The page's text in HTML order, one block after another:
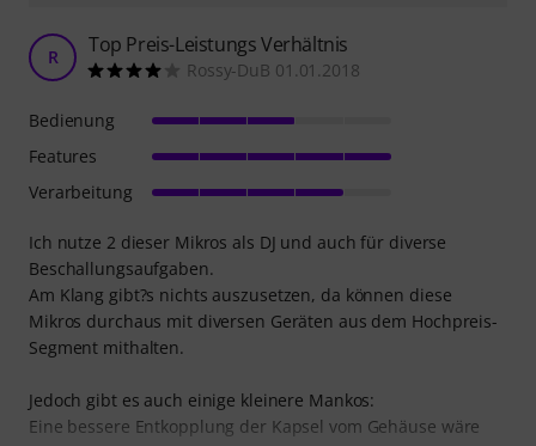
R Top Preis-Leistungs Verhältnis
Rossy-DuB 01.01.2018
Ich nutze 2 dieser Mikros als DJ und auch für diverse
Beschallungsaufgaben.
Am Klang gibt?s nichts auszusetzen, da können diese
Mikros durchaus mit diversen Geräten aus dem Hochpreis-
Segment mithalten.
Jedoch gibt es auch einige kleinere Mankos:
Eine bessere Entkopplung der Kapsel vom Gehäuse wäre
Bedienung
Features
Verarbeitung